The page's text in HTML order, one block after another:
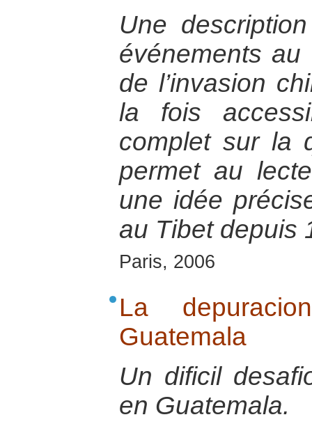
Une
événements
de l’invasion
la fois
complet sur la
permet au
une idée
au Tibet depuis
Paris, 2006
La
Guatemala
Un dificil
en Guatemala.